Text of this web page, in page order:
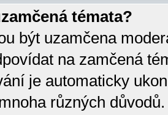
témata?
být uzamčena
na zamčená
je automaticky
různých důvodů.